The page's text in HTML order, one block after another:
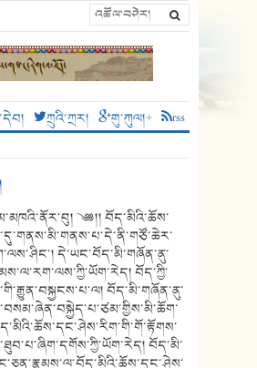
ཀྲུའི་ཀྲར། གུ་ཀུལ།+ rss
༄༅།། བོད་མིའི་ཆོས་
དེ་ཡང་བོད་མི་གཞོན་ནུ་
བོད་ཀྱི་
བོད་མི་གཞོན་ནུ་
བོད་མི་